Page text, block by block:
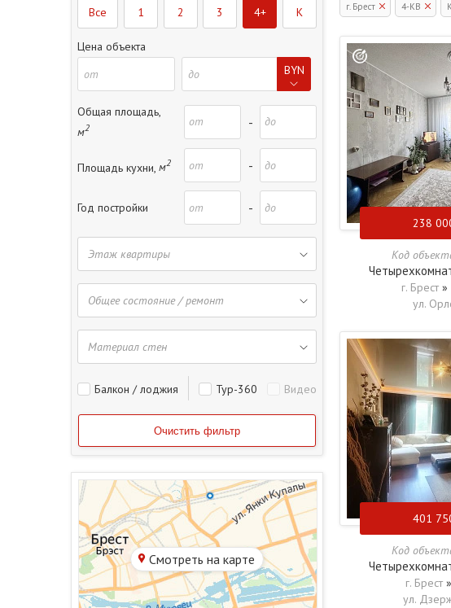
Все
1 2 3 4+ K
Цена объекта
BYN
Общая площадь,
м2 -
Площадь кухни, м2 -
Год постройки -
Балкон / лоджия Тур-360 Видео
Смотреть на карте
г. Брест 4-КВ
238
Код
г. Брест »
ул.
401
Код
г. Брест »
ул.